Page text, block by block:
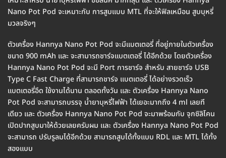
Nano Pot Pod จะเหมาะกับ การสูบแบบ MTL ที่จะให้ฟิลเหมือน สูบบุหรี่
มวลจริงๆ
ตัวเครื่อง Hannya Nano Pot Pod จะมีแบตเตอรี่ ที่อยู่ภายในตัวเครื่อง
ขนาด 900 mAh และ จะสามารถชาร์จแบตเตอรี่ ได้อีกด้วย โดยตัวเครื่อง
Hannya Nano Pot Pod จะมี Port การชาร์จ สำหรับ สายชาร์จ USB
Type C Fast Charge ที่สามารถชาร์จ แบตเตอรี่ ได้อย่างรวดเร็ว
แบตเตอรี่อึด ใช้งานได้นาน ตลอดทั้งวัน และ ตัวเครื่อง Hannya Nano
Pot Pod จะสามารถบรรจุ น้ำยาบุหรี่ไฟฟ้า ได้เยอะมากถึง 4 ml เลยที
เดียว และ ตัวเครื่อง Hannya Nano Pot Pod จะมาพร้อมกับ จุกซิลิโคน
เปิดปากสูบมาให้ด้วยเลยครับผม และ ตัวเครื่อง Hannya Nano Pot Pod
จะสามารถ ปรับรูลมได้อีกด้วย สามารถสูบได้ทั้งแบบ RDL และ MTL ได้ทั้ง
สองแบบ